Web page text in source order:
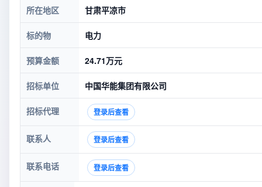
所在地区 甘肃平凉市
标的物 电力
预算金额 24.71万元
招标单位 中国华能集团有限公司
招标代理 登录后查看
联系人 登录后查看
联系电话 登录后查看